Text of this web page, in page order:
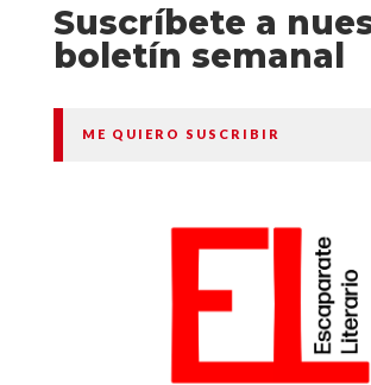
Suscríbete a
boletín semanal
ME QUIERO SUSCRIBIR